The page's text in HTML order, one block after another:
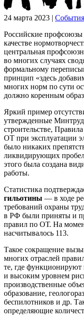
24 марта 2023 |
Российские профсоюзы
качестве
центральная
во многих случаях
формальному
принцип «здесь
многих норм по сути
должно коренным
Яркий пример
утвержденные
строительстве,
ОТ при эксплуатации
было никаких
ликвидирующих
этого была создана
работы.
Статистика
гильотины — в ходе
требований охраны
в РФ были приняты и
правил по ОТ. На
насчитывалось 113.
Такое сокращение
многих отраслей
те, где
и высоким уровнем
производственные
образование,
беспилотников и др.
определяющие